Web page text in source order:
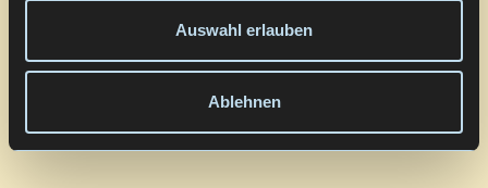
Auswahl erlauben
Ablehnen